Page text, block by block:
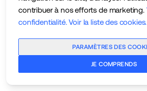
contribuer à nos efforts de marketing.
confidentialité. Voir la liste des cookies.
PARAMÈTRES DES
JE COMPRENDS